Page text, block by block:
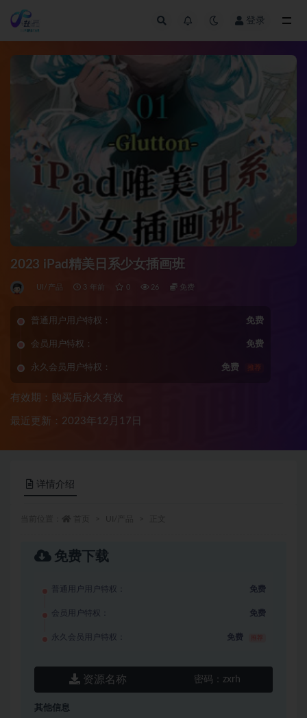
登录
2023 iPad精美日系少女插画班
UI/产品 3 年前 0 26 免费
普通用户用户特权： 免费
会员用户特权： 免费
永久会员用户特权： 免费 推荐
有效期：购买后永久有效
最近更新：2023年12月17日
详情介绍
免费下载
普通用户用户特权： 免费
会员用户特权： 免费
永久会员用户特权： 免费
资源名称 密码： zxrh
其他信息